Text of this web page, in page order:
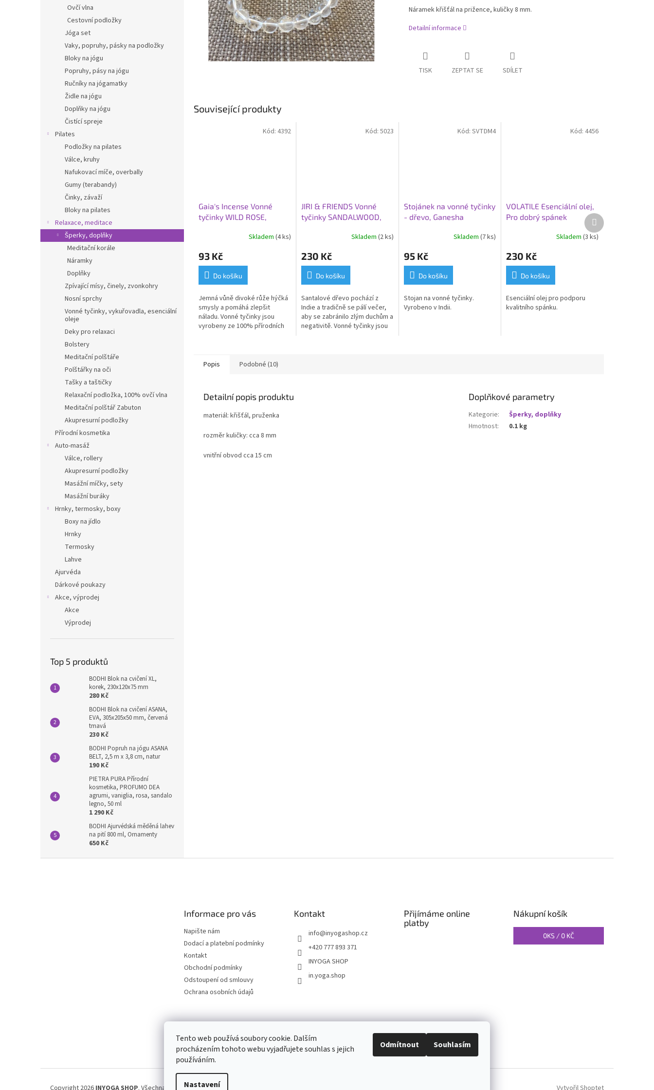
Tento web používá soubory cookie. Dalším
procházením tohoto webu vyjadřujete souhlas s jejich
používáním.
Nastavení
Odmítnout Souhlasím
Ovčí vlna
Cestovní podložky
Jóga set
Vaky, popruhy, pásky na podložky
Bloky na jógu
Popruhy, pásy na jógu
Ručníky na jógamatky
Židle na jógu
Doplňky na jógu
Čistící spreje
Pilates
Podložky na pilates
Válce, kruhy
Nafukovací míče, overbally
Gumy (terabandy)
Činky, závaží
Bloky na pilates
Relaxace, meditace
Šperky, doplňky
Meditační korále
Náramky
Doplňky
Zpívající mísy, činely, zvonkohry
Nosní sprchy
Vonné tyčinky, vykuřovadla, esenciální
oleje
Deky pro relaxaci
Bolstery
Meditační polštáře
Polštářky na oči
Tašky a taštičky
Relaxační podložka, 100% ovčí vlna
Meditační polštář Zabuton
Akupresurní podložky
Přírodní kosmetika
Auto-masáž
Válce, rollery
Akupresurní podložky
Masážní míčky, sety
Masážní buráky
Hrnky, termosky, boxy
Boxy na jídlo
Hrnky
Termosky
Lahve
Ajurvéda
Dárkové poukazy
Akce, výprodej
Akce
Výprodej
Top 5 produktů
BODHI Blok na cvičení XL,
korek, 230x120x75 mm
280 Kč
BODHI Blok na cvičení ASANA,
EVA, 305x205x50 mm, červená
tmavá
230 Kč
BODHI Popruh na jógu ASANA
BELT, 2,5 m x 3,8 cm, natur
190 Kč
PIETRA PURA Přírodní
kosmetika, PROFUMO DEA
agrumi, vaniglia, rosa, sandalo
legno, 50 ml
1 290 Kč
BODHI Ajurvédská měděná lahev
na pití 800 ml, Ornamenty
650 Kč
Náramek křišťál na prižence, kuličky 8 mm.
Detailní informace
TISK ZEPTAT SE SDÍLET
Související produkty
Gaia's Incense Vonné
tyčinky WILD ROSE,
Skladem (4 ks)
93 Kč
Do košíku
Jemná vůně divoké růže hýčká
smysly a pomáhá zlepšit
náladu. Vonné tyčinky jsou
vyrobeny ze 100% přírodních
Kód: 4392
JIRI & FRIENDS Vonné
tyčinky SANDALWOOD,
Skladem (2 ks)
230 Kč
Do košíku
Santalové dřevo pochází z
Indie a tradičně se pálí večer,
aby se zabránilo zlým duchům a
negativitě. Vonné tyčinky jsou
Kód: 5023
Stojánek na vonné tyčinky
- dřevo, Ganesha
Skladem(7 ks)
95 Kč
Do košíku
Stojan na vonné tyčinky.
Vyrobeno v Indii.
Kód:SVTDM4
VOLATILE Esenciální olej,
Pro dobrý spánek
Skladem (3 ks)
230 Kč
Do košíku
Esenciální olej pro podporu
kvalitního spánku.
Kód: 4456
Další
produkt
Popis Podobné (10)
Detailní popis produktu
materiál: křišťál, pruženka
rozměr kuličky: cca 8 mm
vnitřní obvod cca 15 cm
Doplňkové parametry
Kategorie:
Šperky, doplňky
Hmotnost: 0.1 kg
Informace pro vás
Napište nám
Dodací a platební podmínky
Kontakt
Obchodní podmínky
Odstoupení od smlouvy
Ochrana osobních údajů
Kontakt
info@inyogashop.cz
+420 777 893 371
INYOGA SHOP
in.yoga.shop
Přijímáme online
platby
Nákupní košík
0KS / 0 KČ
Kontakt
Vytvořil Shoptet
Copyright 2026 INYOGA SHOP. Všechna práva vyhrazena.Upravit nastavení cookies